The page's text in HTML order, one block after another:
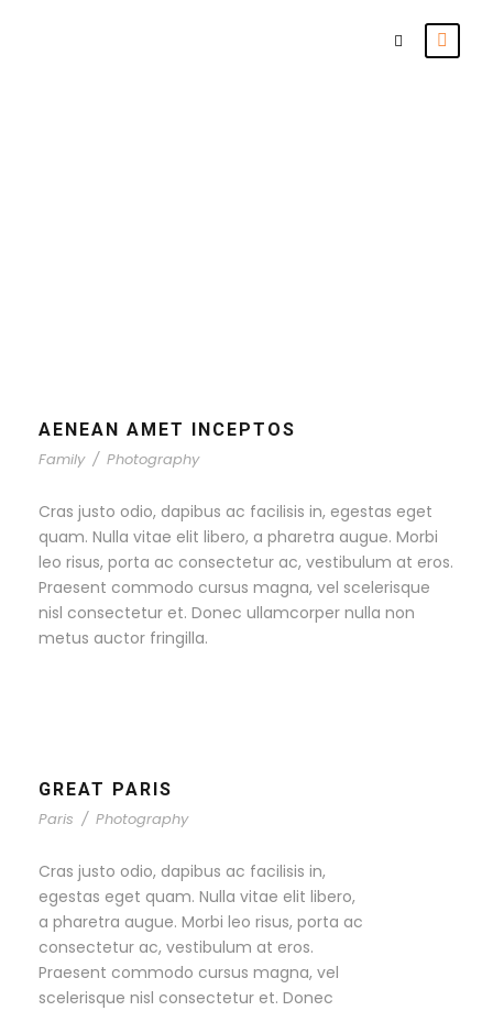
AENEAN AMET INCEPTOS
Family / Photography
Cras justo odio, dapibus ac facilisis in, egestas eget
quam. Nulla vitae elit libero, a pharetra augue. Morbi
leo risus, porta ac consectetur ac, vestibulum at eros.
Praesent commodo cursus magna, vel scelerisque
nisl consectetur et. Donec ullamcorper nulla non
metus auctor fringilla.
GREAT PARIS
Paris / Photography
Cras justo odio, dapibus ac facilisis in,
egestas eget quam. Nulla vitae elit libero,
a pharetra augue. Morbi leo risus, porta ac
consectetur ac, vestibulum at eros.
Praesent commodo cursus magna, vel
scelerisque nisl consectetur et. Donec